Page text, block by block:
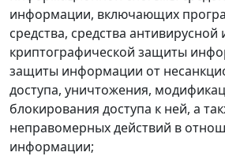
информации, включающих
средства, средства антивирусной
криптографической защиты
защиты информации от
доступа, уничтожения,
блокирования доступа к ней, а
неправомерных действий в
информации;